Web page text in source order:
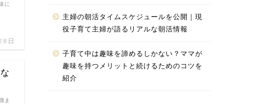
日
に
ま
主婦の朝活タイムスケジュールを公開｜現
役子育て主婦が語るリアルな朝活情報
子育て中は趣味を諦めるしかない？ママが
趣味を持つメリットと続けるためのコツを
紹介